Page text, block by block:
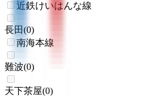
近鉄けいはんな線
長田(0)
南海本線
難波(0)
天下茶屋(0)